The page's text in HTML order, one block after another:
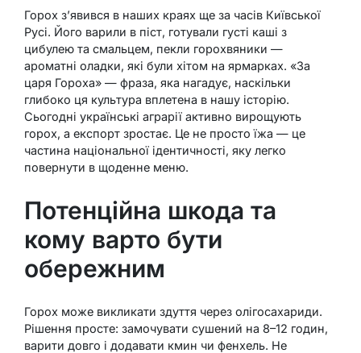
Горох з’явився в наших краях ще за часів Київської
Русі. Його варили в піст, готували густі каші з
цибулею та смальцем, пекли горохвяники —
ароматні оладки, які були хітом на ярмарках. «За
царя Гороха» — фраза, яка нагадує, наскільки
глибоко ця культура вплетена в нашу історію.
Сьогодні українські аграрії активно вирощують
горох, а експорт зростає. Це не просто їжа — це
частина національної ідентичності, яку легко
повернути в щоденне меню.
Потенційна шкода та
кому варто бути
обережним
Горох може викликати здуття через олігосахариди.
Рішення просте: замочувати сушений на 8–12 годин,
варити довго і додавати кмин чи фенхель. Не